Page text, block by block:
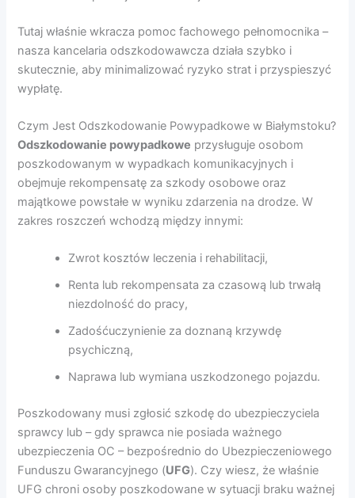
Tutaj właśnie wkracza pomoc fachowego pełnomocnika –
nasza kancelaria odszkodowawcza działa szybko i
skutecznie, aby minimalizować ryzyko strat i przyspieszyć
wypłatę.
Czym Jest Odszkodowanie Powypadkowe w Białymstoku?
Odszkodowanie powypadkowe przysługuje osobom
poszkodowanym w wypadkach komunikacyjnych i
obejmuje rekompensatę za szkody osobowe oraz
majątkowe powstałe w wyniku zdarzenia na drodze. W
zakres roszczeń wchodzą między innymi:
Zwrot kosztów leczenia i rehabilitacji,
Renta lub rekompensata za czasową lub trwałą
niezdolność do pracy,
Zadośćuczynienie za doznaną krzywdę
psychiczną,
Naprawa lub wymiana uszkodzonego pojazdu.
Poszkodowany musi zgłosić szkodę do ubezpieczyciela
sprawcy lub – gdy sprawca nie posiada ważnego
ubezpieczenia OC – bezpośrednio do Ubezpieczeniowego
Funduszu Gwarancyjnego (UFG). Czy wiesz, że właśnie
UFG chroni osoby poszkodowane w sytuacji braku ważnej